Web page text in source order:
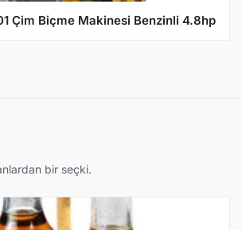
Çim Biçme Makinesi Benzinli 4.8hp
bir seçki.